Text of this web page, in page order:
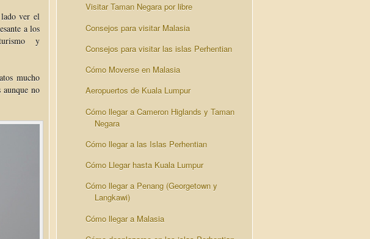
ver el
a los
y
mucho
aunque no
Visitar Taman Negara por libre
Consejos para visitar Malasia
Consejos para visitar las islas Perhentian
Cómo Moverse en Malasia
Aeropuertos de Kuala Lumpur
Cómo llegar a Cameron Higlands y Taman
Negara
Cómo llegar a las Islas Perhentian
Cómo Llegar hasta Kuala Lumpur
Cómo llegar a Penang (Georgetown y
Langkawi)
Cómo llegar a Malasia